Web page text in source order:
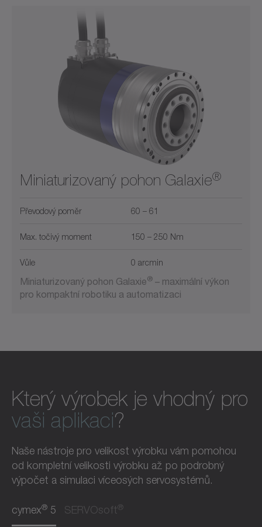
Miniaturizovaný pohon Galaxie®
Převodový poměr 60 – 61
Max. točivý moment 150 – 250 Nm
Vůle 0 arcmin
Miniaturizovaný pohon Galaxie® – maximální výkon
pro kompaktní robotiku a automatizaci
Který výrobek je vhodný pro
vaši aplikaci?
Naše nástroje pro velikost výrobku vám pomohou
od kompletní velikosti výrobku až po podrobný
výpočet a simulaci víceosých servosystémů.
cymex® 5 SERVOsoft®